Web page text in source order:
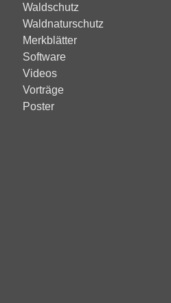
Waldschutz
Waldnaturschutz
Merkblätter
Software
Videos
Vorträge
Poster